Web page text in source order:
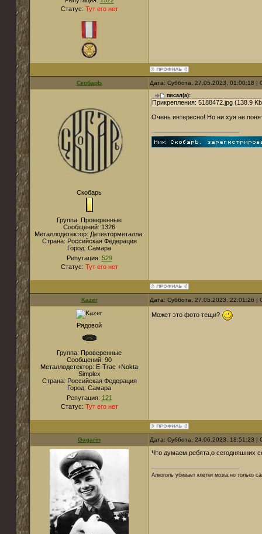
Статус: Тут его нет
СкобарЬ Дата: Суббота, 27.05.2023, 01:00:18
Скобарь
Группа: Проверенные
Сообщений: 1326
Металлодетектор: Детекторметалла:
Страна: Российская Федерация
Город: Самара
Репутация: 529
Статус: Тут его нет
писал(а):
Прикрепления: 5188472.jpg (138.9
Очень интересно! Но ни хуя не
Kazer Дата: Суббота, 27.05.2023, 22:01:26
Рядовой
Группа: Проверенные
Сообщений: 90
Металлодетектор: E-Trac +Nokta
Simplex
Страна: Российская Федерация
Город: Cамара
Репутация: 121
Статус: Тут его нет
Может это фото тещи?
Gagarin Дата: Суббота, 24.06.2023, 18:51:23
Что думаем,ребята,о сегодняшних
Алкоголь убивает клетки мозга,но